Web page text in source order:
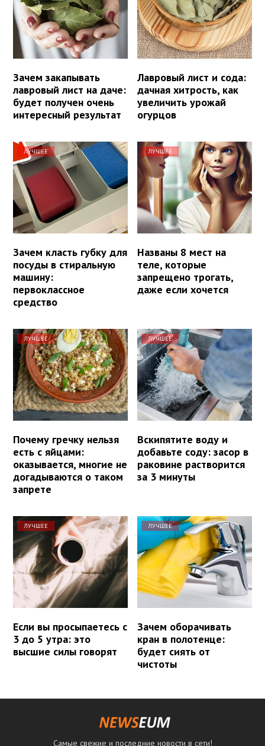
Зачем закапывать
лавровый лист на даче:
будет получен очень
интересный результат
Лавровый лист и сода:
дачная хитрость, как
увеличить урожай
огурцов
ЛУЧШЕЕ
Зачем класть губку для
посуды в стиральную
машину:
первоклассное
средство
ЛУЧШЕЕ
Названы 8 мест на
теле, которые
запрещено трогать,
даже если хочется
ЛУЧШЕЕ
Почему гречку нельзя
есть с яйцами:
оказывается, многие не
догадываются о таком
запрете
ЛУЧШЕЕ
Вскипятите воду и
добавьте соду: засор в
раковине растворится
за 3 минуты
ЛУЧШЕЕ
Если вы просыпаетесь с
3 до 5 утра: это
высшие силы говорят
ЛУЧШЕЕ
Зачем оборачивать
кран в полотенце:
будет сиять от
чистоты
Самые свежие и последние новости в сети!